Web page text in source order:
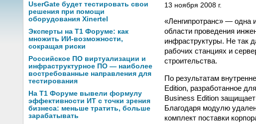
UserGate будет тестировать свои
решения при помощи
оборудования Xinertel
Эксперты на Т1 Форуме: как
множить ИИ-возможности,
сокращая риски
Российское ПО виртуализации и
инфраструктурное ПО — наиболее
востребованные направления для
тестирования
На Т1 Форуме вывели формулу
эффективности ИТ с точки зрения
бизнеса: меньше тратить, больше
зарабатывать
13 ноября 2008 г.
«Ленгипротранс» — одна
области проведения
инфраструктуры. Не так
рабочих станциях и
строительства.
По результатам
Edition, разработанное
Business Edition
Благодаря модулю
комплект поставки